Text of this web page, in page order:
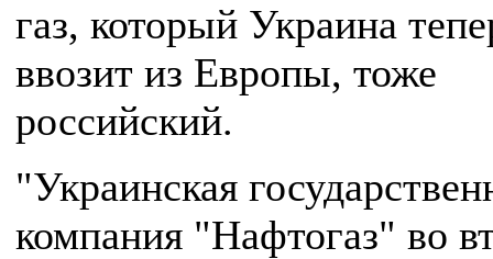
газ, который Украина
ввозит из Европы, тоже
российский.
"Украинская
компания "Нафтогаз" во